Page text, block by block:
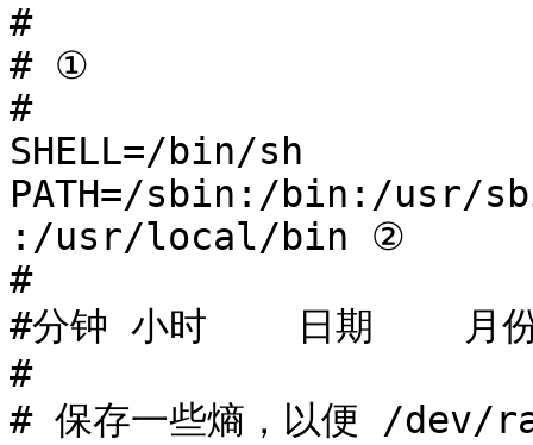
#
# ①
#
SHELL=/bin/sh
PATH=/sbin:/bin:/
:/usr/local/bin ②
#
#分钟 小时    日期
#
# 保存一些熵，以便 /dev/